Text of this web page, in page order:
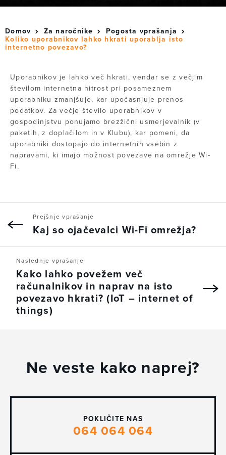
Domov Za naročnike
Pogosta vprašanja
Koliko uporabnikov lahko hkrati uporablja isto
internetno povezavo?
Uporabnikov je lahko več hkrati, vendar se z večjim
številom internetna hitrost pri posameznem
uporabniku zmanjšuje, kar upočasnjuje prenos
podatkov. Za večje število uporabnikov v
gospodinjstvu ponujamo brezžični usmerjevalnik (v
paketih, z doplačilom in v Klubu), kar pomeni, da
uporabniki dostopajo do internetnih vsebin z
napravami, ki imajo možnost povezave na omrežje Wi-
Fi.
Prejšnje vprašanje
Kaj so ojačevalci Wi-Fi omrežja?
Naslednje vprašanje
Kako lahko povežem več
računalnikov in naprav na isto
povezavo hkrati? (IoT – internet of
things)
Ne veste kako naprej?
POKLIČITE NAS
064 064 064